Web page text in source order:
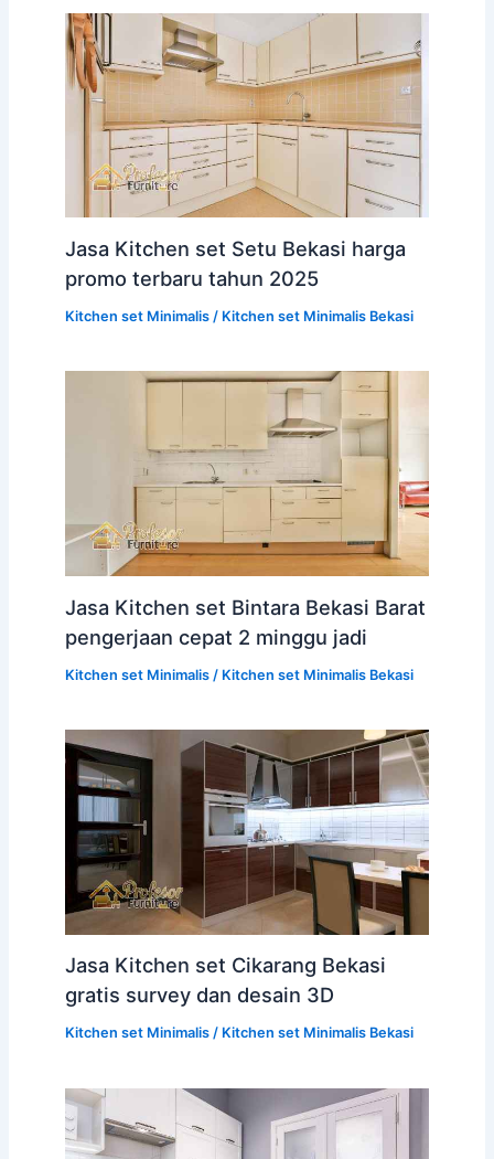
Jasa Kitchen set Setu Bekasi harga
promo terbaru tahun 2025
Kitchen set Minimalis/ Kitchen set Minimalis Bekasi
Jasa Kitchen set Bintara Bekasi Barat
pengerjaan cepat 2 minggu jadi
Kitchen set Minimalis/ Kitchen set Minimalis Bekasi
Jasa Kitchen set Cikarang Bekasi
gratis survey dan desain 3D
Kitchen set Minimalis/ Kitchen set Minimalis Bekasi